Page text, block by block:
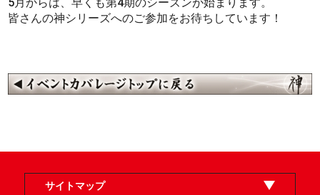
皆さんの神シリーズへのご参加をお待ちしています！
サイトマップ